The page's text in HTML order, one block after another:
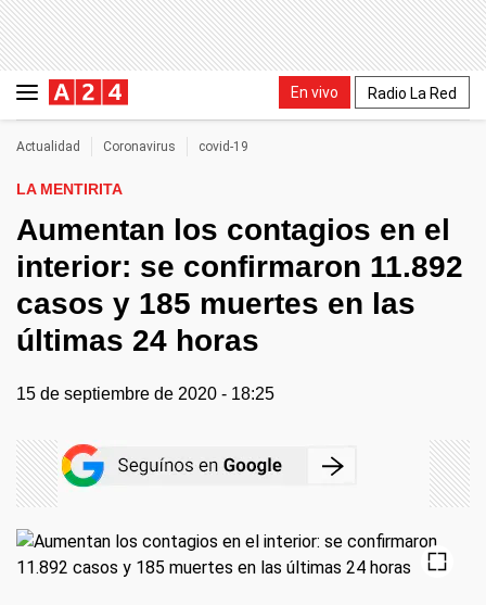
En vivo Radio La Red
Actualidad Coronavirus covid-19
LA MENTIRITA
Aumentan los contagios en el
interior: se confirmaron 11.892
casos y 185 muertes en las
últimas 24 horas
15 de septiembre de 2020 - 18:25